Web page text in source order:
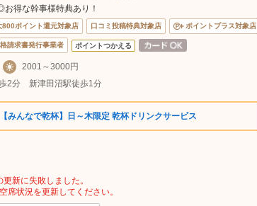
得な幹事様特典あり！
800ポイント還元対象店 口コミ投稿特典対象店 ポイントプラス対象店
請求書発行事業者 ポイントつかえる
2001～3000円
2分 新津田沼駅徒歩1分
【みんなで乾杯】日～木限定 乾杯ドリンクサービス
新に失敗しました。
席状況を更新してください。